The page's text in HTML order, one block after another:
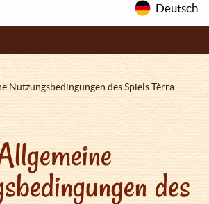
Deutsch
Nutzungsbedingungen des Spiels Tèrra
des